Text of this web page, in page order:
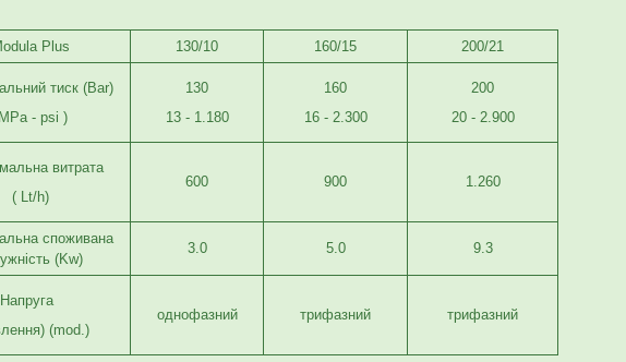
Plus 130/10 160/15 200/21
тиск (Bar)
- psi )
130
13 - 1.180
160
16 - 2.300
200
20 - 2.900
витрата
( Lt/h)
600 900 1.260
споживана
(Kw)
3.0 5.0 9.3
Напруга
(mod.)
однофазний трифазний трифазний